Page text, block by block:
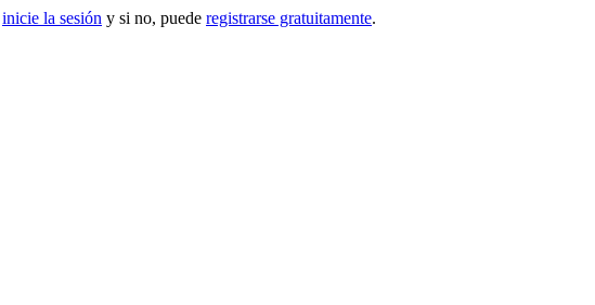
inicie la sesión y si no, puede registrarse gratuitamente.